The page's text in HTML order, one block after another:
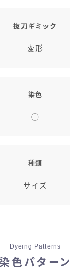
抜刀ギミック
変形
染色
◯
種類
サイズ
Dyeing Patterns
染色パターン